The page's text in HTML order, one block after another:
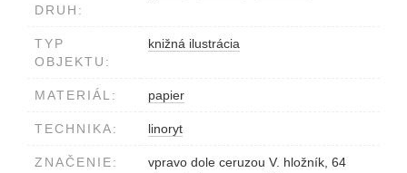
DRUH:
TYP
OBJEKTU:
knižná ilustrácia
MATERIÁL: papier
TECHNIKA: linoryt
ZNAČENIE:
vpravo dole ceruzou V. hložník, 64